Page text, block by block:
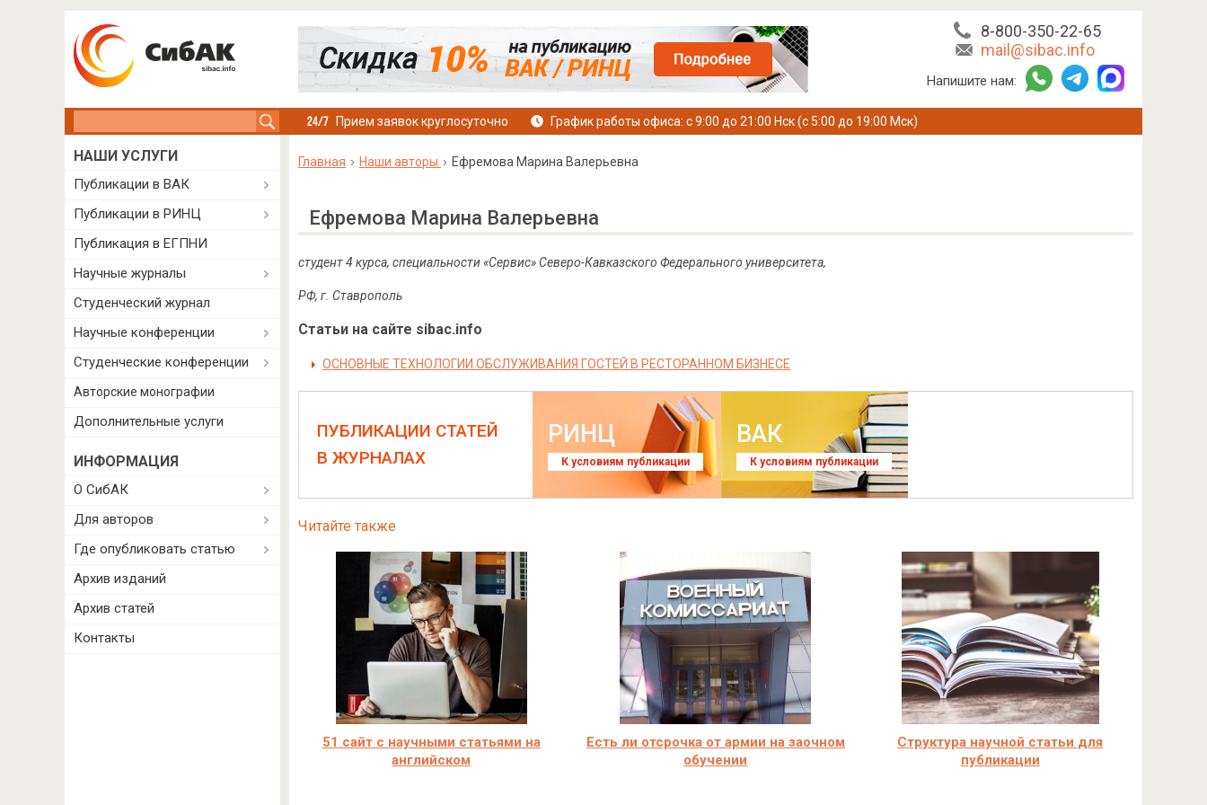
8-800-350-22-65
mail@sibac.info
Напишите нам:
Прием заявок круглосуточно График работы офиса: с 9:00 до 21:00 Нск (с 5:00 до 19:00 Мск)
Главная Наши авторы Ефремова Марина Валерьевна
Ефремова Марина Валерьевна
студент 4 курса, специальности «Сервис» Северо-Кавказского Федерального университета,
РФ, г. Ставрополь
Статьи на сайте sibac.info
ОСНОВНЫЕ ТЕХНОЛОГИИ ОБСЛУЖИВАНИЯ ГОСТЕЙ В РЕСТОРАННОМ БИЗНЕСЕ
ПУБЛИКАЦИИ СТАТЕЙ
В ЖУРНАЛАХ
РИНЦ
К условиям публикации
ВАК
К условиям публикации
Читайте также
51 сайт с научными статьями на
английском
Есть ли отсрочка от армии на заочном
обучении
Структура научной статьи для
публикации
НАШИ УСЛУГИ
Публикации в ВАК
Публикации в РИНЦ
Публикация в ЕГПНИ
Научные журналы
Студенческий журнал
Научные конференции
Студенческие конференции
Авторские монографии
Дополнительные услуги
ИНФОРМАЦИЯ
О СибАК
Для авторов
Где опубликовать статью
Архив изданий
Архив статей
Контакты